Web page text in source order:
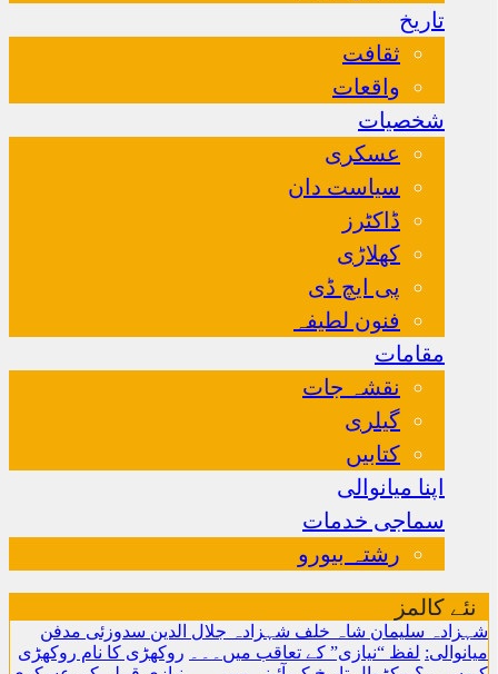
تاریخ
ثقافت
واقعات
شخصیات
عسکری
سیاست دان
ڈاکٹرز
کھلاڑی
پی ایچ ڈی
فنون لطیفہ
مقامات
نقشہ جات
گیلری
کتابیں
اپنا میانوالی
سماجی خدمات
رشتہ بیورو
نئے کالمز
شہزادہ سلیمان شاہ خلف شہزادہ جلال الدین سدوزئی مدفن
میانوالی: لفظ “نیازی” کے تعاقب میں۔۔۔
روکھڑی کا نام روکھڑی